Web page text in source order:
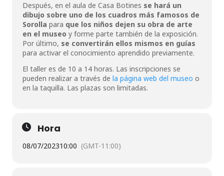
Después, en el aula de Casa Botines se hará un
dibujo sobre uno de los cuadros más famosos de
Sorolla para que los niños dejen su obra de arte
en el museo y forme parte también de la exposición.
Por último, se convertirán ellos mismos en guías
para activar el conocimiento aprendido previamente.
El taller es de 10 a 14 horas. Las inscripciones se
pueden realizar a través de la página web del museo o
en la taquilla. Las plazas son limitadas.
Hora
08/07/202310:00 (GMT-11:00)